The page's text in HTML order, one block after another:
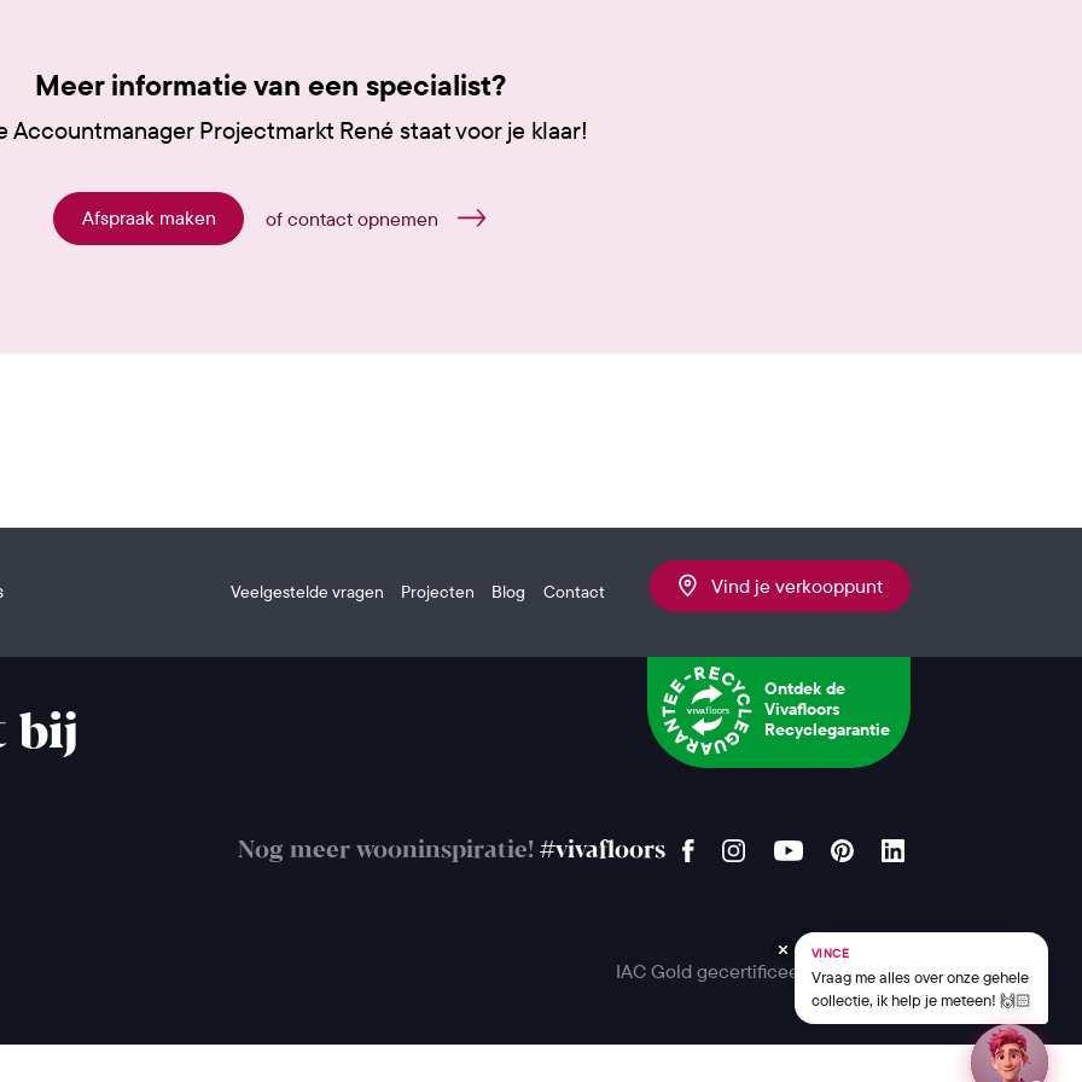
Meer informatie van een specialist?
Accountmanager Projectmarkt René staat voor je klaar!
Afspraak maken of contact opnemen
Veelgestelde vragen Projecten Blog Contact Vind je verkooppunt
bij
Ontdek de
Vivafloors
Recyclegarantie
Nog meer wooninspiratie! #vivafloors
IAC Gold gecertificeerd
VINCE
Vraag me alles over onze gehele
collectie, ik help je meteen! 🙌🏻